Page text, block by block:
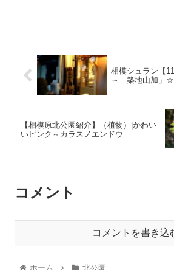
相模シュラン【
～ 築地山加」☆
【相模原北公園紹介】（植物）|かわい
いピンク～カラスノエンドウ
コメント
コメントを書き込
ホーム 北公園